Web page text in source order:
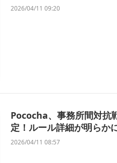
2026/04/11 09:20
Pococha、事務所間対抗
定！ルール詳細が明らか
2026/04/11 08:57